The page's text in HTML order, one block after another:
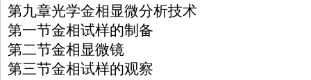
第九章光学金相显微分析技术
第一节金相试样的制备
第二节金相显微镜
第三节金相试样的观察